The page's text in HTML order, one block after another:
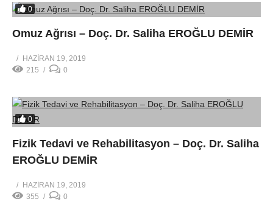
0
Omuz Ağrısı – Doç. Dr. Saliha EROĞLU DEMİR
HAZIRAN 19, 2019
215
0
0
Fizik Tedavi ve Rehabilitasyon – Doç. Dr. Saliha
EROĞLU DEMİR
HAZIRAN 19, 2019
355
0